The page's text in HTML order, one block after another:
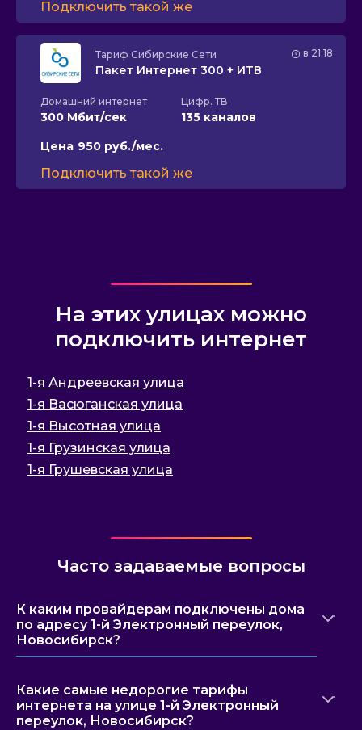
Подключить такой же
в 21:18
Тариф Сибирские Сети
Пакет Интернет 300 + ИТВ
Домашний интернет
300 Мбит/сек
Цифр. ТВ
135 каналов
Цена 950 руб./мес.
Подключить такой же
На этих улицах можно
подключить интернет
1-я Андреевская улица
1-я Васюганская улица
1-я Высотная улица
1-я Грузинская улица
1-я Грушевская улица
Часто задаваемые вопросы
К каким провайдерам подключены дома
по адресу 1-й Электронный переулок,
Новосибирск?
Какие самые недорогие тарифы
интернета на улице 1-й Электронный
переулок, Новосибирск?